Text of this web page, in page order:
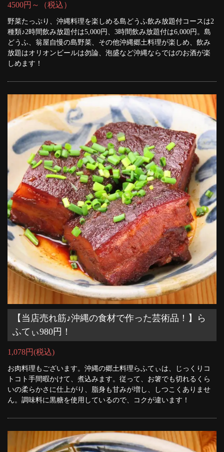
4500円～（税込）
野菜たっぷり、沖縄料理を楽しめる島どうふ飲み放題付コースは2
種類♪2時間飲み放題付は5,000円、3時間飲み放題付は6,000円。島
どうふ、翁屋自慢の島野菜、その他沖縄郷土料理が楽しめ、飲み
放題はオリオンビールは勿論、泡盛など沖縄ならではのお酒が楽
しめます！
【当店売れ筋♪沖縄の食材で作った芸術品！】ら
ふてぃ980円！
1,078円(税込)
お肉料理もございます。沖縄の郷土料理らふてぃは、じっくりコ
トコト手間暇かけて、煮込みます。従って、お箸でも切れるくら
いの柔らかさに仕上がり、脂身も甘みが増し、しつこくありませ
ん。調味料に黒糖を使用しているので、コクが違います！